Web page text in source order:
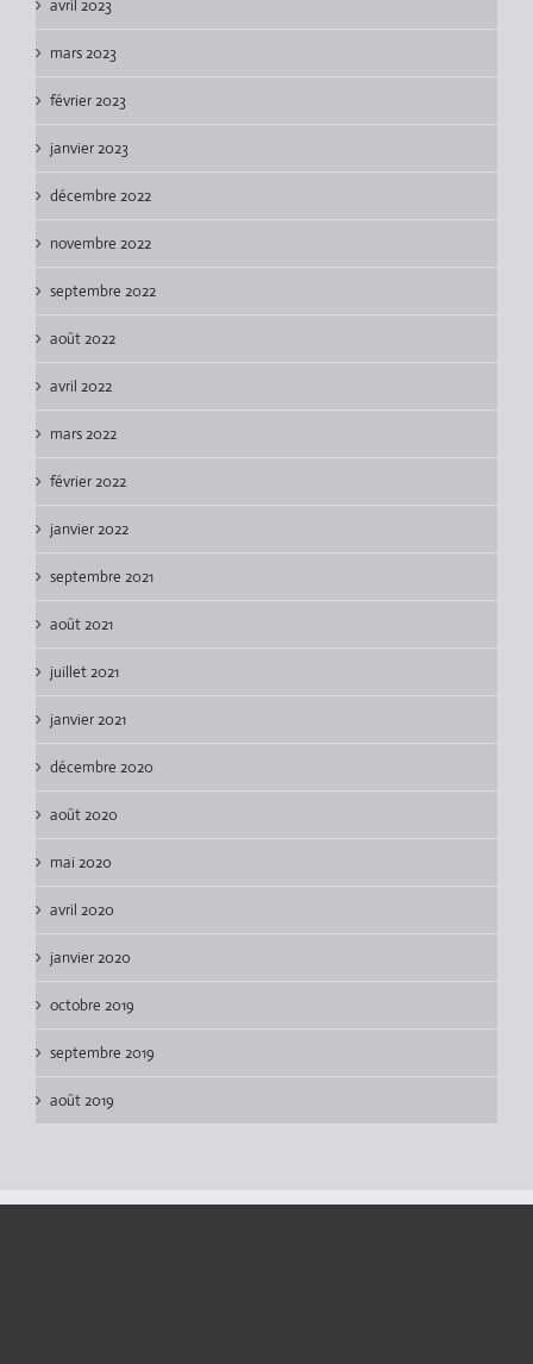
avril 2023
mars 2023
février 2023
janvier 2023
décembre 2022
novembre 2022
septembre 2022
août 2022
avril 2022
mars 2022
février 2022
janvier 2022
septembre 2021
août 2021
juillet 2021
janvier 2021
décembre 2020
août 2020
mai 2020
avril 2020
janvier 2020
octobre 2019
septembre 2019
août 2019